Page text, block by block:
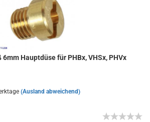
Hauptdüse für PHBx, VHSx, PHVx
(Ausland abweichend)